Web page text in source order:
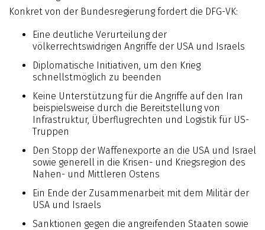
Konkret von der Bundesregierung fordert die DFG-VK:
Eine deutliche Verurteilung der
völkerrechtswidrigen Angriffe der USA und Israels
Diplomatische Initiativen, um den Krieg
schnellstmöglich zu beenden
Keine Unterstützung für die Angriffe auf den Iran
beispielsweise durch die Bereitstellung von
Infrastruktur, Überflugrechten und Logistik für US-
Truppen
Den Stopp der Waffenexporte an die USA und Israel
sowie generell in die Krisen- und Kriegsregion des
Nahen- und Mittleren Ostens
Ein Ende der Zusammenarbeit mit dem Militär der
USA und Israels
Sanktionen gegen die angreifenden Staaten sowie